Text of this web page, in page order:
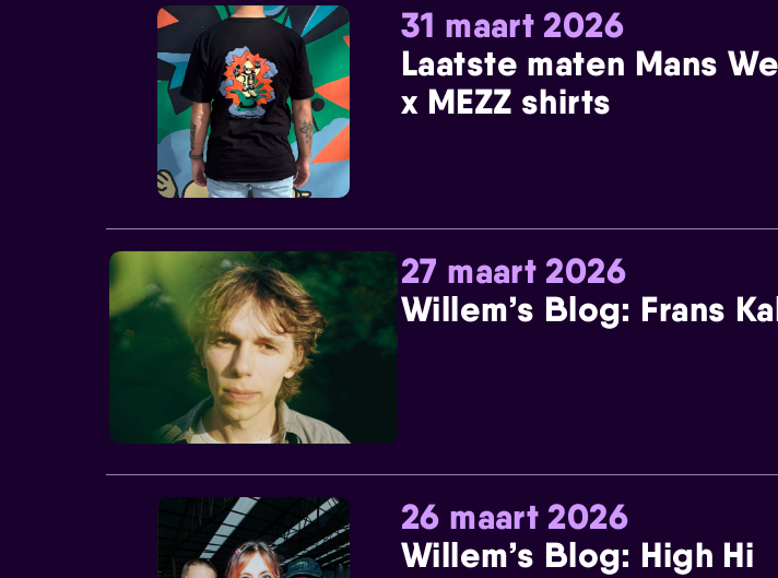
31 maart 2026
Laatste maten Mans
x MEZZ shirts
27 maart 2026
Willem’s Blog: Frans
26 maart 2026
Willem’s Blog: High Hi